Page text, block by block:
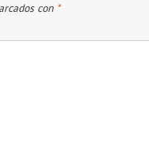
con *